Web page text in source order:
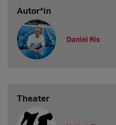
Autor*in
Daniel Ris
Theater